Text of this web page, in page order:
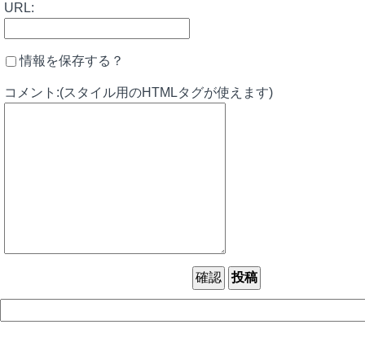
URL:
情報を保存する？
コメント:(スタイル用のHTMLタグが使えます)